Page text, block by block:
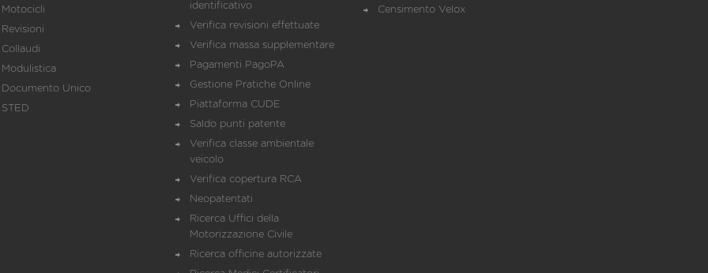
Motocicli
Revisioni
Collaudi
Modulistica
Documento Unico
STED
identificativo
Verifica revisioni effettuate
Verifica massa supplementare
Pagamenti PagoPA
Gestione Pratiche Online
Piattaforma CUDE
Saldo punti patente
Verifica classe ambientale
veicolo
Verifica copertura RCA
Neopatentati
Ricerca Uffici della
Motorizzazione Civile
Ricerca officine autorizzate
Censimento Velox